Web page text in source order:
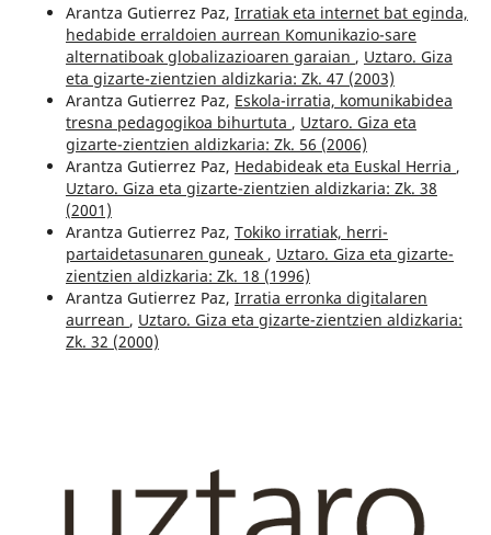
Arantza Gutierrez Paz, Irratiak eta internet bat eginda,
hedabide erraldoien aurrean Komunikazio-sare
alternatiboak globalizazioaren garaian , Uztaro. Giza
eta gizarte-zientzien aldizkaria: Zk. 47 (2003)
Arantza Gutierrez Paz, Eskola-irratia, komunikabidea
tresna pedagogikoa bihurtuta , Uztaro. Giza eta
gizarte-zientzien aldizkaria: Zk. 56 (2006)
Arantza Gutierrez Paz, Hedabideak eta Euskal Herria ,
Uztaro. Giza eta gizarte-zientzien aldizkaria: Zk. 38
(2001)
Arantza Gutierrez Paz, Tokiko irratiak, herri-
partaidetasunaren guneak , Uztaro. Giza eta gizarte-
zientzien aldizkaria: Zk. 18 (1996)
Arantza Gutierrez Paz, Irratia erronka digitalaren
aurrean , Uztaro. Giza eta gizarte-zientzien aldizkaria:
Zk. 32 (2000)